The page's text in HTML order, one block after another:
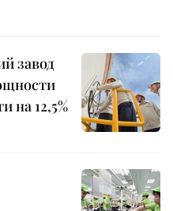
завод
на 12,5%